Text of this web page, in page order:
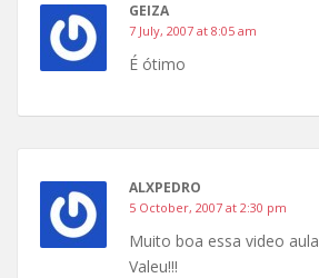
GEIZA
7 July, 2007 at 8:05 am
É ótimo
ALXPEDRO
5 October, 2007 at 2:30 pm
Muito boa essa video aula
Valeu!!!